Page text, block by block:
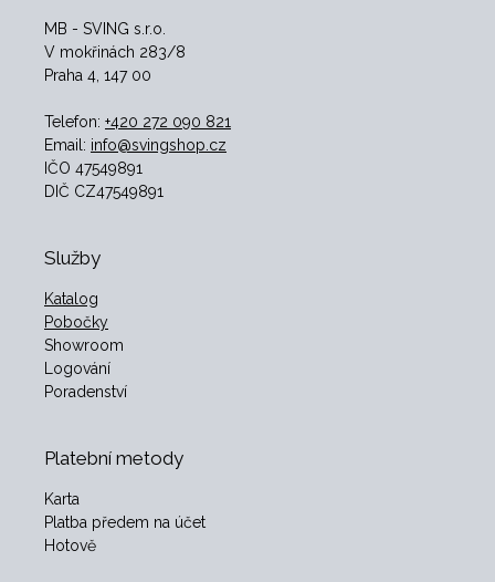
MB - SVING s.r.o.
V mokřinách 283/8
Praha 4, 147 00
Telefon: +420 272 090 821
Email: info@svingshop.cz
IČO 47549891
DIČ CZ47549891
Služby
Katalog
Pobočky
Showroom
Logování
Poradenství
Platební metody
Karta
Platba předem na účet
Hotově